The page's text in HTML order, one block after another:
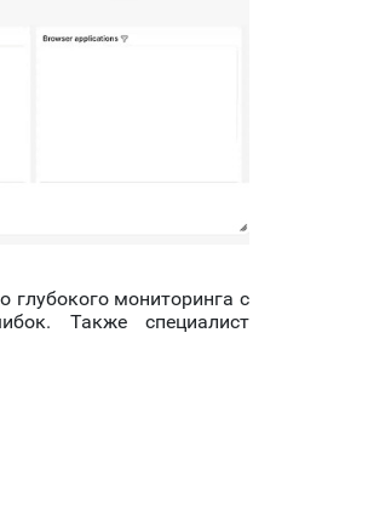
глубокого мониторинга с
Также специалист